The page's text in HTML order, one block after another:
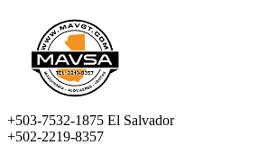
+503-7532-1875 El Salvador
+502-2219-8357